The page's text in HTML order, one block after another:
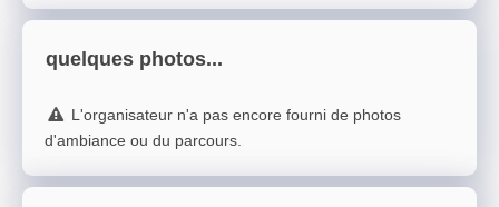
quelques photos...
L'organisateur n'a pas encore fourni de photos
d'ambiance ou du parcours.